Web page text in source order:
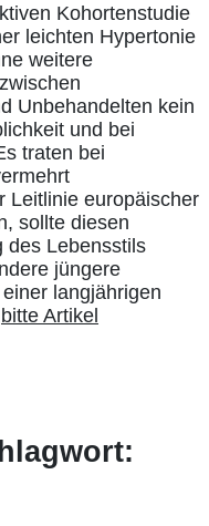
Kohortenstudie
leichten Hypertonie
weitere
Unbehandelten kein
und bei
traten bei
Leitlinie europäischer
sollte diesen
des Lebensstils
jüngere
langjährigen
bitte Artikel